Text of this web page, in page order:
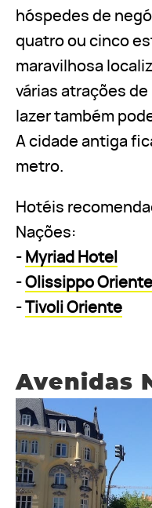
hóspedes de
quatro ou cinco
maravilhosa
várias atrações
lazer também
A cidade antiga
metro.
Hotéis
Nações:
- Myriad Hotel
- Olissippo Oriente
-
Tivoli Oriente
Avenidas